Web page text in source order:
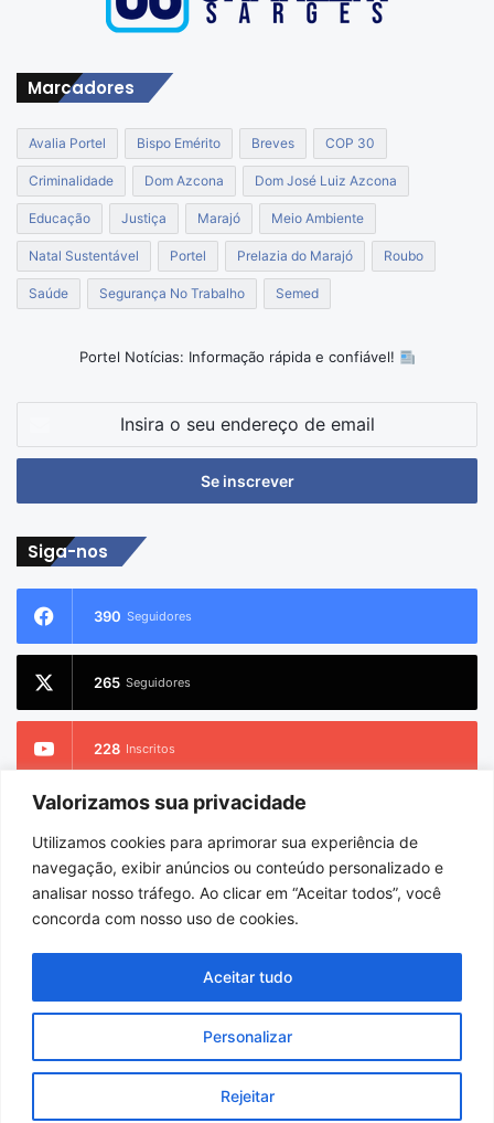
Valorizamos sua privacidade
Utilizamos cookies para aprimorar sua experiência de
navegação, exibir anúncios ou conteúdo personalizado e
analisar nosso tráfego. Ao clicar em “Aceitar todos”, você
concorda com nosso uso de cookies.
Personalizar
Rejeitar
Aceitar tudo
Marcadores
Avalia Portel Bispo Emérito Breves COP 30
Criminalidade Dom Azcona Dom José Luiz Azcona
Educação Justiça Marajó Meio Ambiente
Natal Sustentável Portel Prelazia do Marajó Roubo
Saúde Segurança No Trabalho Semed
Portel Notícias: Informação rápida e confiável!
seu
de
Siga-nos
390 Seguidores
265 Seguidores
228 Inscritos
2.733 Seguidores
© Copyright 2026Charlem Sarges. Todos os direitos reservados |
Hospedado pori9 Digital
Facebook
X YouTube